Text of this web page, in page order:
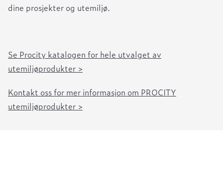
dine prosjekter og utemiljø.
Se Procity katalogen for hele utvalget av
utemiljøprodukter >
Kontakt oss for mer informasjon om PROCITY
utemiljøprodukter >